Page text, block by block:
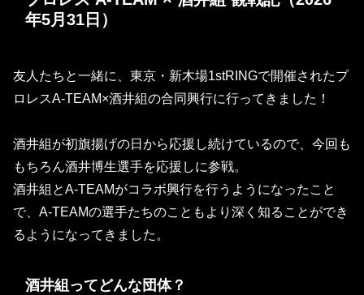
年5月31日）
友人たちと一緒に、東京・新木場1stRINGで開催されたプ
ロレスA-TEAM×酒井組の合同興行に行ってきました！
酒井組が初旗揚げの日から応援し続けているので、今回も
もちろん酒井博生選手を応援しに参戦。
酒井組とA-TEAMがコラボ興行を行うようになったこと
で、A-TEAMの選手たちのこともより深く知ることができ
るようになってきました。
酒井組ってどんな団体？